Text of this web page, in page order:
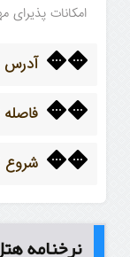
امکانات پذیرای
آدرس
شروع
نرخنامه